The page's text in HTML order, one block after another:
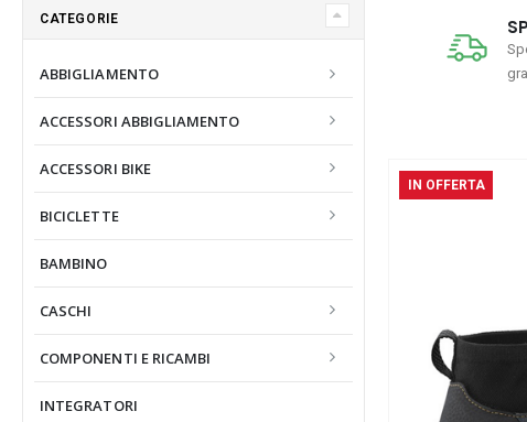
IN OFFERTA
CATEGORIE
ABBIGLIAMENTO
ACCESSORI ABBIGLIAMENTO
ACCESSORI BIKE
BICICLETTE
BAMBINO
CASCHI
COMPONENTI E RICAMBI
INTEGRATORI